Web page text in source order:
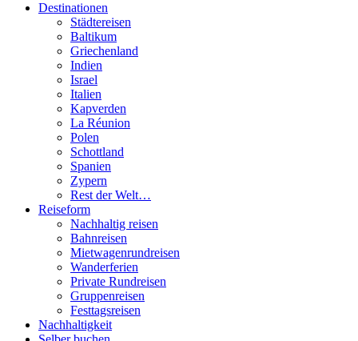
Destinationen
Städtereisen
Baltikum
Griechenland
Indien
Israel
Italien
Kapverden
La Réunion
Polen
Schottland
Spanien
Zypern
Rest der Welt…
Reiseform
Nachhaltig reisen
Bahnreisen
Mietwagenrundreisen
Wanderferien
Private Rundreisen
Gruppenreisen
Festtagsreisen
Nachhaltigkeit